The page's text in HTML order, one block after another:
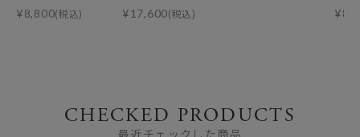
¥8,800(税込) ¥17,600(税込) ¥
CHECKED PRODUCTS